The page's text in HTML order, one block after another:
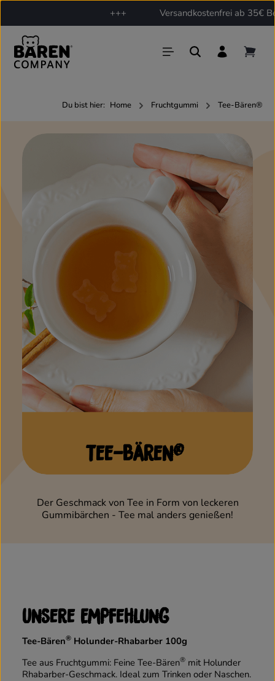
Zum Hauptinhalt springen Versandkostenfrei ab 35€
Du bist hier: Home Fruchtgummi Tee-Bären®
Tee-Bären®
Der Geschmack von Tee in Form von leckeren
Gummibärchen - Tee mal anders genießen!
Unsere Empfehlung
Tee-Bären® Holunder-Rhabarber 100g
Tee aus Fruchtgummi: Feine Tee-Bären® mit Holunder
Rhabarber-Geschmack. Ideal zum Trinken oder Naschen.